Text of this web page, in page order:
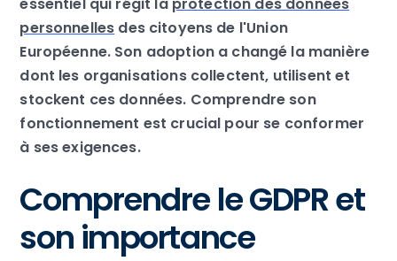
personnelles des citoyens de l'Union
Européenne. Son adoption a changé la manière
dont les organisations collectent, utilisent et
stockent ces données. Comprendre son
fonctionnement est crucial pour se conformer
à ses exigences.
Comprendre le GDPR et
son importance